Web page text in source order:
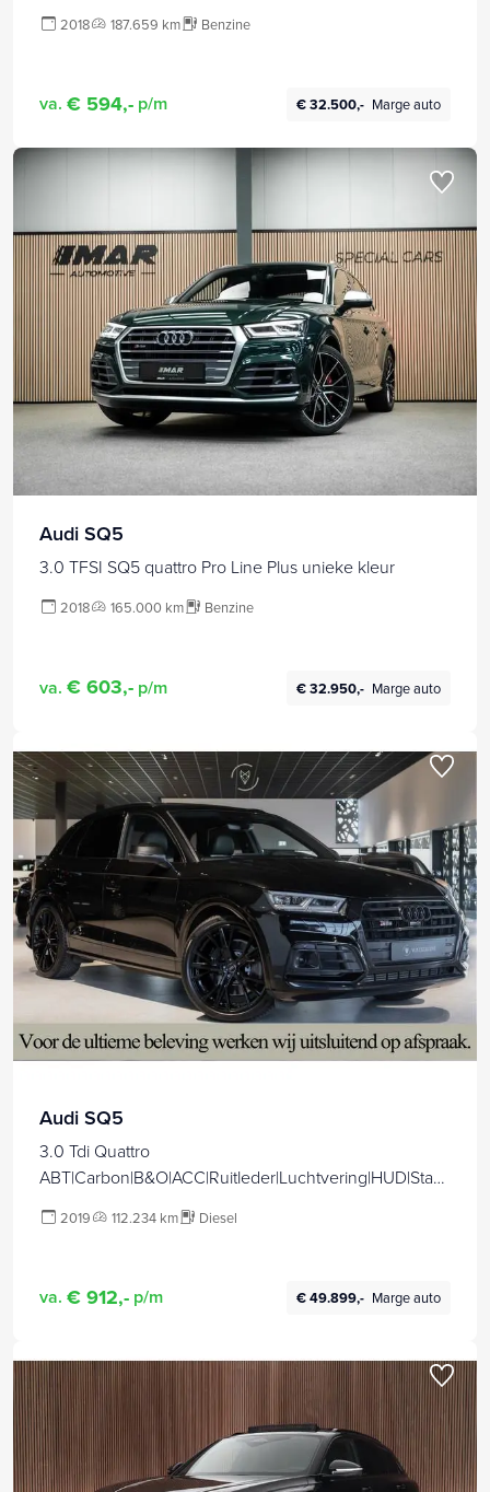
2018 187.659 km Benzine
va. € 594,- p/m € 32.500,- Marge auto
Audi SQ5
3.0 TFSI SQ5 quattro Pro Line Plus unieke kleur
2018 165.000 km Benzine
va. € 603,- p/m € 32.950,- Marge auto
Audi SQ5
3.0 Tdi Quattro
ABT|Carbon|B&O|ACC|Ruitleder|Luchtvering|HUD|Stan
2019 112.234 km Diesel
va. € 912,- p/m € 49.899,- Marge auto